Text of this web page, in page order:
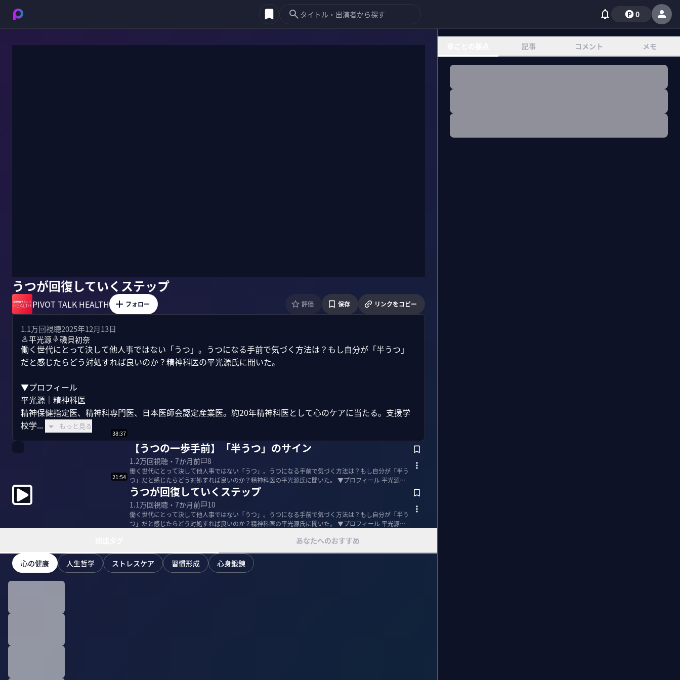
0
うつが回復していくステップ
PIVOT TALK HEALTH フォロー 評価 保存 リンクをコピー
1.1万回視聴2025年12月13日
平光源
磯貝初奈
働く世代にとって決して他人事ではない「うつ」。うつになる手前で気づく方法は？もし自分が「半うつ」
だと感じたらどう対処すれば良いのか？精神科医の平光源氏に聞いた。
▼プロフィール
平光源｜精神科医
精神保健指定医、精神科専門医、日本医師会認定産業医。約20年精神科医として心のケアに当たる。支援学
校学...
もっと見る
38:37
【うつの一歩手前】「半うつ」のサイン
1.2万回視聴・ 7か月前 8
働く世代にとって決して他人事ではない「うつ」。うつになる手前で気づく方法は？もし自分が「半う
つ」だと感じたらどう対処すれば良いのか？精神科医の平光源氏に聞いた。 ▼プロフィール 平光源｜
精神科医 精...
21:54
うつが回復していくステップ
1.1万回視聴・ 7か月前 10
働く世代にとって決して他人事ではない「うつ」。うつになる手前で気づく方法は？もし自分が「半う
つ」だと感じたらどう対処すれば良いのか？精神科医の平光源氏に聞いた。 ▼プロフィール 平光源｜
あなたへのおすすめ
心の健康 人生哲学 ストレスケア 習慣形成 心身鍛錬
記事 コメント メモ